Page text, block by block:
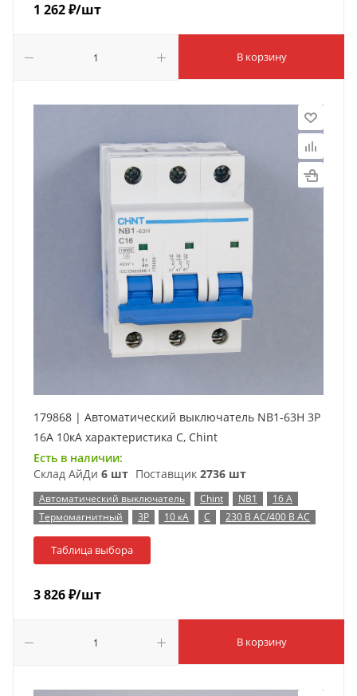
1 262₽/шт
В корзину
179868 | Автоматический выключатель NB1-63H 3P
16А 10кА характеристика C, Chint
Есть в наличии:
Склад АйДи 6 шт Поставщик 2736 шт
Автоматический выключатель Chint NB1
16 А
Термомагнитный
3P 10 кА C 230 В AC/400 В AC
Таблица выбора
3 826₽/шт
В корзину